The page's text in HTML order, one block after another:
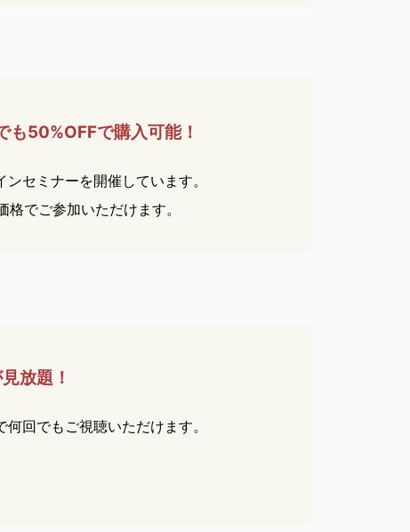
も50%OFFで購入可能！
セミナーを開催しています。
でご参加いただけます。
放題！
回でもご視聴いただけます。